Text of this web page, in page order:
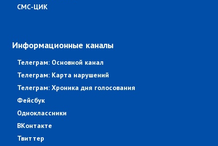
СМС-ЦИК
Информационные каналы
Телеграм: Основной канал
Телеграм: Карта нарушений
Телеграм: Хроника дня голосования
Фейсбук
Одноклассники
ВКонтакте
Твиттер